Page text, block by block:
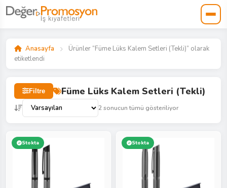
Anasayfa
Ürünler “Füme Lüks Kalem Setleri (Tekli)” olarak
etiketlendi
Filtre Füme Lüks Kalem Setleri (Tekli)
2 sonucun tümü gösteriliyor
Stokta Stokta